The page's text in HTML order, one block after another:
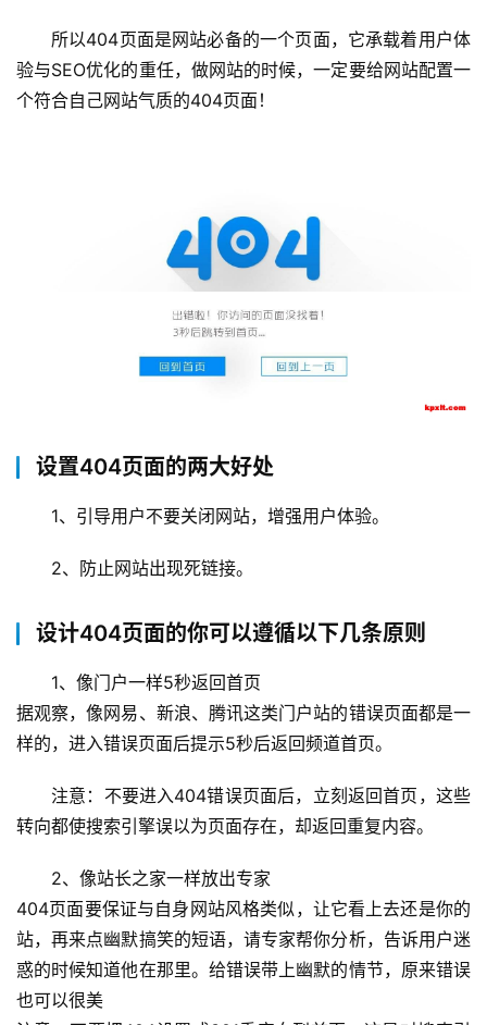
所以404页面是网站必备的一个页面，它承载着用户体
验与SEO优化的重任，做网站的时候，一定要给网站配置一
个符合自己网站气质的404页面！
设置404页面的两大好处
1、引导用户不要关闭网站，增强用户体验。
2、防止网站出现死链接。
设计404页面的你可以遵循以下几条原则
1、像门户一样5秒返回首页
据观察，像网易、新浪、腾讯这类门户站的错误页面都是一
样的，进入错误页面后提示5秒后返回频道首页。
注意：不要进入404错误页面后，立刻返回首页，这些
转向都使搜索引擎误以为页面存在，却返回重复内容。
2、像站长之家一样放出专家
404页面要保证与自身网站风格类似，让它看上去还是你的
站，再来点幽默搞笑的短语，请专家帮你分析，告诉用户迷
惑的时候知道他在那里。给错误带上幽默的情节，原来错误
也可以很美